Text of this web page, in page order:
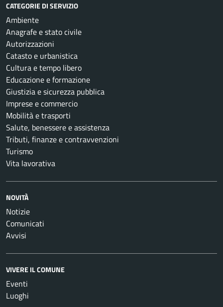
CATEGORIE DI SERVIZIO
Ambiente
Anagrafe e stato civile
Autorizzazioni
Catasto e urbanistica
Cultura e tempo libero
Educazione e formazione
Giustizia e sicurezza pubblica
Imprese e commercio
Mobilità e trasporti
Salute, benessere e assistenza
Tributi, finanze e contravvenzioni
Turismo
Vita lavorativa
NOVITÀ
Notizie
Comunicati
Avvisi
VIVERE IL COMUNE
Eventi
Luoghi